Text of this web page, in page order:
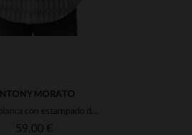
MORATO
Camisa blanca con estampado de cactus
59,00 €